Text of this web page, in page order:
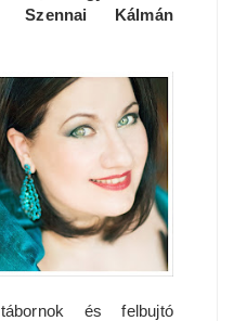
Szennai Kálmán
és felbujtó